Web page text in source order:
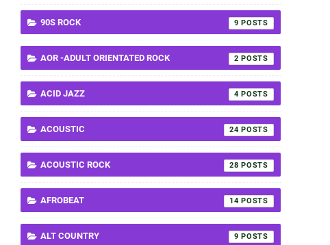
90S ROCK 9
AOR -ADULT ORIENTATED ROCK 2
ACID JAZZ 4
ACOUSTIC 24
ACOUSTIC ROCK 28
AFROBEAT 14
ALT COUNTRY 9